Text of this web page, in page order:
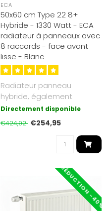
ECA
50x60 cm Type 22 8+
Hybride - 1330 Watt - ECA
radiateur à panneaux avec
8 raccords - face avant
lisse - Blanc
Radiateur panneau
hybride, également
adapté basse
température. Jusqu’à 30 ..
Directement disponible
€424,92 €254,95
RÉDUCTION -40%